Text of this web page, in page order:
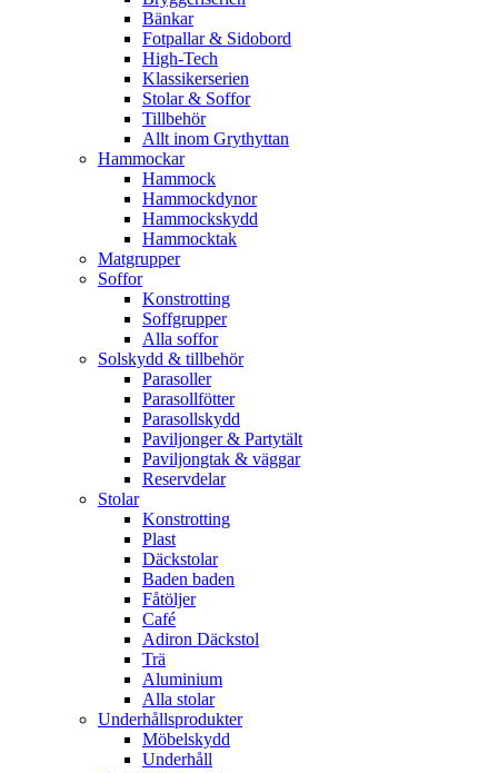
Bänkar
Fotpallar & Sidobord
High-Tech
Klassikerserien
Stolar & Soffor
Tillbehör
Allt inom Grythyttan
Hammockar
Hammock
Hammockdynor
Hammockskydd
Hammocktak
Matgrupper
Soffor
Konstrotting
Soffgrupper
Alla soffor
Solskydd & tillbehör
Parasoller
Parasollfötter
Parasollskydd
Paviljonger & Partytält
Paviljongtak & väggar
Reservdelar
Stolar
Konstrotting
Plast
Däckstolar
Baden baden
Fåtöljer
Café
Adiron Däckstol
Trä
Aluminium
Alla stolar
Underhållsprodukter
Möbelskydd
Underhåll